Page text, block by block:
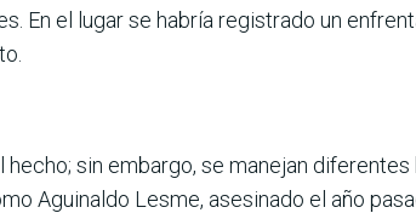
En el lugar se habría registrado un
sin embargo, se manejan
Aguinaldo Lesme, asesinado el año